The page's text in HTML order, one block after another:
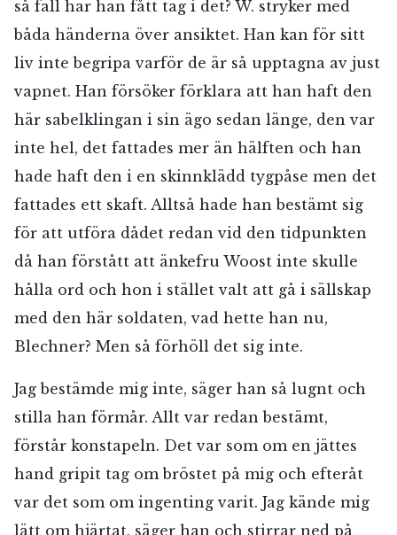
RÖSTA
E-post*
så fall har han fått tag i det? W. stryker med
båda händerna över ansiktet. Han kan för sitt
liv inte begripa varför de är så upptagna av just
vapnet. Han försöker förklara att han haft den
här sabelklingan i sin ägo sedan länge, den var
inte hel, det fattades mer än hälften och han
hade haft den i en skinnklädd tygpåse men det
fattades ett skaft. Alltså hade han bestämt sig
för att utföra dådet redan vid den tidpunkten
då han förstått att änkefru Woost inte skulle
hålla ord och hon i stället valt att gå i sällskap
med den här soldaten, vad hette han nu,
Blechner? Men så förhöll det sig inte.
Jag bestämde mig inte, säger han så lugnt och
stilla han förmår. Allt var redan bestämt,
förstår konstapeln. Det var som om en jättes
hand gripit tag om bröstet på mig och efteråt
var det som om ingenting varit. Jag kände mig
lätt om hjärtat, säger han och stirrar ned på